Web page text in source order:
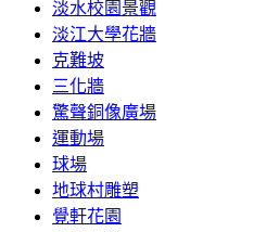
淡水校園景觀
淡江大學花牆
克難坡
三化牆
驚聲銅像廣場
運動場
球場
地球村雕塑
覺軒花園